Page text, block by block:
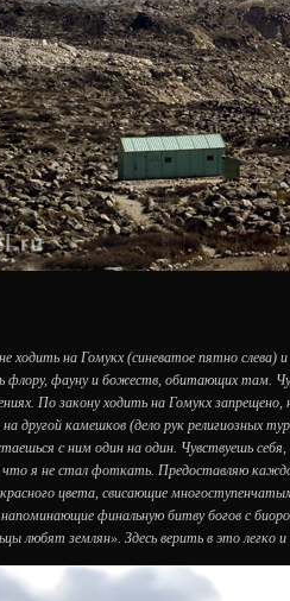
ходить на Гомукх (синеватое пятно слева)
фауну и божеств, обитающих там.
По закону ходить на Гомукх
другой камешков (дело рук религиозных
с ним один на один. Чувствуешь
я не стал фоткать. Предоставляю
красного цвета, свисающие
финальную битву богов с
любят землян». Здесь верить в это легко